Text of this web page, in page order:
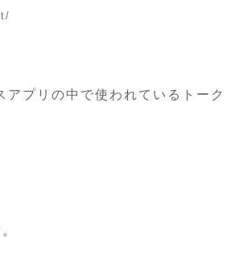
アプリの中で使われているトーク